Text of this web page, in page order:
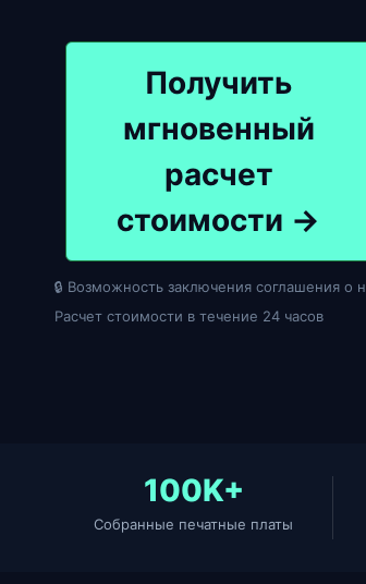
Получить
мгновенный
расчет
стоимости →
🔒 Возможность заключения соглашения о
Расчет стоимости в течение 24 часов
100K+
Собранные печатные платы